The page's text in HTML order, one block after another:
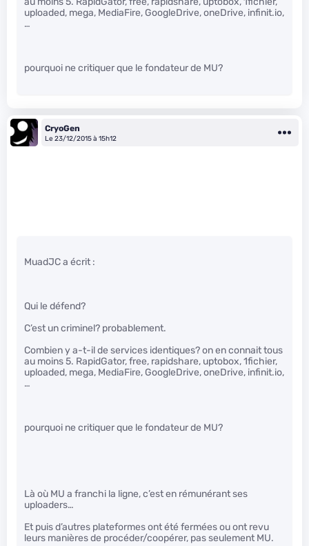
uploaded, mega, MediaFire, GoogleDrive, oneDrive, infinit.io,
…
pourquoi ne critiquer que le fondateur de MU?
CryoGen
Le 23/12/2015 à 15h12
MuadJC a écrit :
Qui le défend?
C’est un criminel? probablement.
Combien y a-t-il de services identiques? on en connait tous
au moins 5. RapidGator, free, rapidshare, uptobox, 1fichier,
uploaded, mega, MediaFire, GoogleDrive, oneDrive, infinit.io,
…
pourquoi ne critiquer que le fondateur de MU?
Là où MU a franchi la ligne, c’est en rémunérant ses
uploaders…
Et puis d’autres plateformes ont été fermées ou ont revu
leurs manières de procéder/coopérer, pas seulement MU.